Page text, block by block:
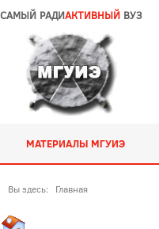
САМЫЙ РАДИАКТИВНЫЙ ВУЗ
МАТЕРИАЛЫ МГУИЭ
Вы здесь: Главная